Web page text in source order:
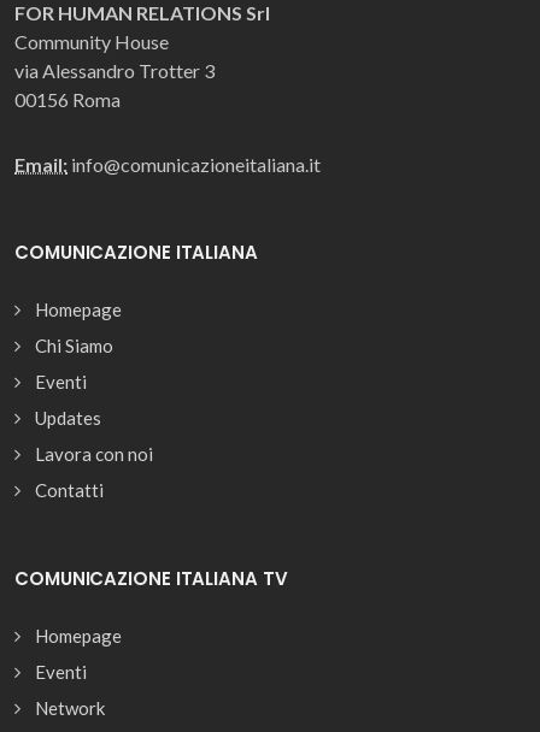
FOR HUMAN RELATIONS Srl
Community House
via Alessandro Trotter 3
00156 Roma
Email: info@comunicazioneitaliana.it
COMUNICAZIONE ITALIANA
Homepage
Chi Siamo
Eventi
Updates
Lavora con noi
Contatti
COMUNICAZIONE ITALIANA TV
Homepage
Eventi
Network